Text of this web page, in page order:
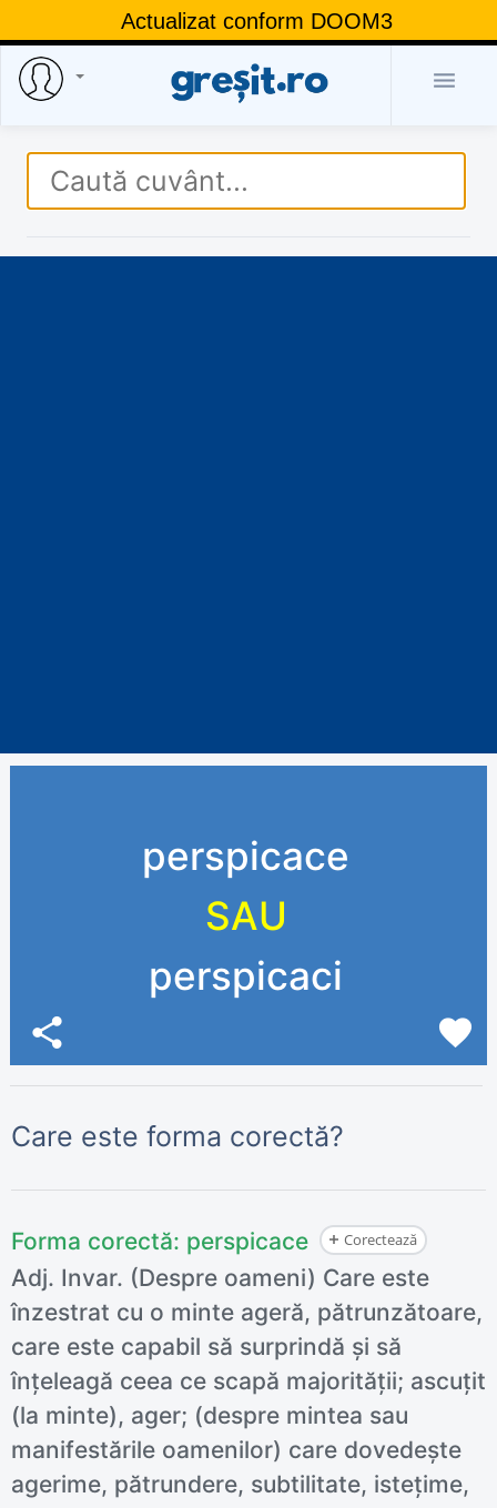
Actualizat conform DOOM3

perspicace
SAU
perspicaci
share favorite
Care este forma corectă?
Forma corectă: perspicace Corectează
Adj. Invar. (Despre oameni) Care este
înzestrat cu o minte ageră, pătrunzătoare,
care este capabil să surprindă și să
înțeleagă ceea ce scapă majorității; ascuțit
(la minte), ager; (despre mintea sau
manifestările oamenilor) care dovedește
agerime, pătrundere, subtilitate, istețime,